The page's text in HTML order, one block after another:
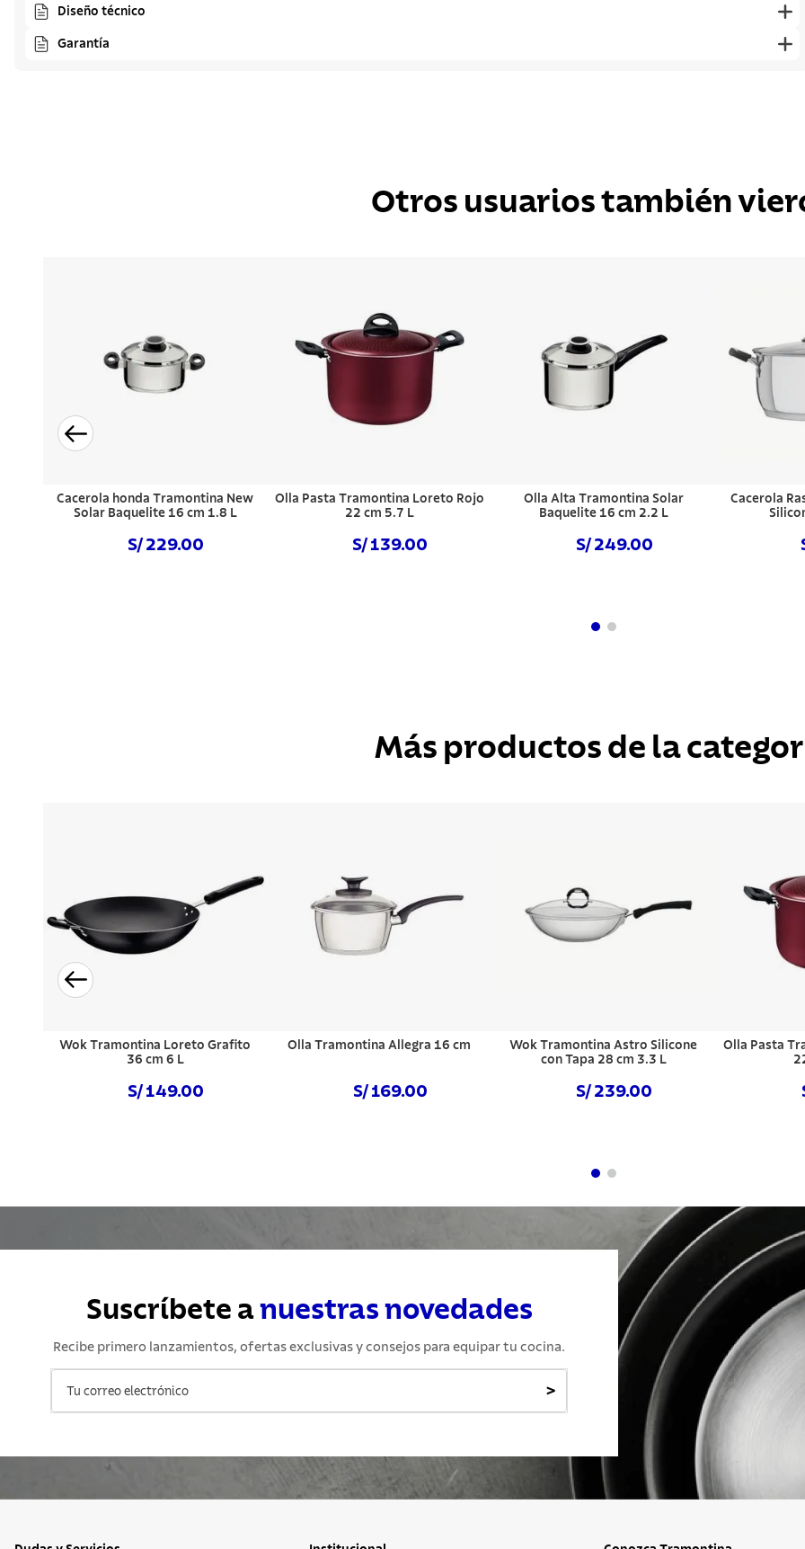
Diseño técnico
Garantía
Otros usuarios también
Cacerola honda Tramontina New
Solar Baquelite 16 cm 1.8 L
S/ 229.00
Olla Pasta Tramontina Loreto Rojo
22 cm 5.7 L
S/ 139.00
Olla Alta Tramontina Solar
Baquelite 16 cm 2.2 L
S/ 249.00
Cacerola
Más productos de la
Wok Tramontina Loreto Grafito
36 cm 6 L
S/ 149.00
Olla Tramontina Allegra 16 cm
S/ 169.00
Wok Tramontina Astro Silicone
con Tapa 28 cm 3.3 L
S/ 239.00
Olla Pasta
Suscríbete anuestras novedades
Recibe primero lanzamientos, ofertas exclusivas y consejos para equipar tu cocina.
>